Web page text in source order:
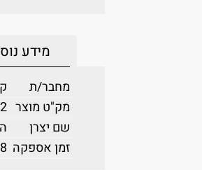
מידע
מחבר/ת
מק"ט מוצר
שם יצרן
זמן אספקה 4-